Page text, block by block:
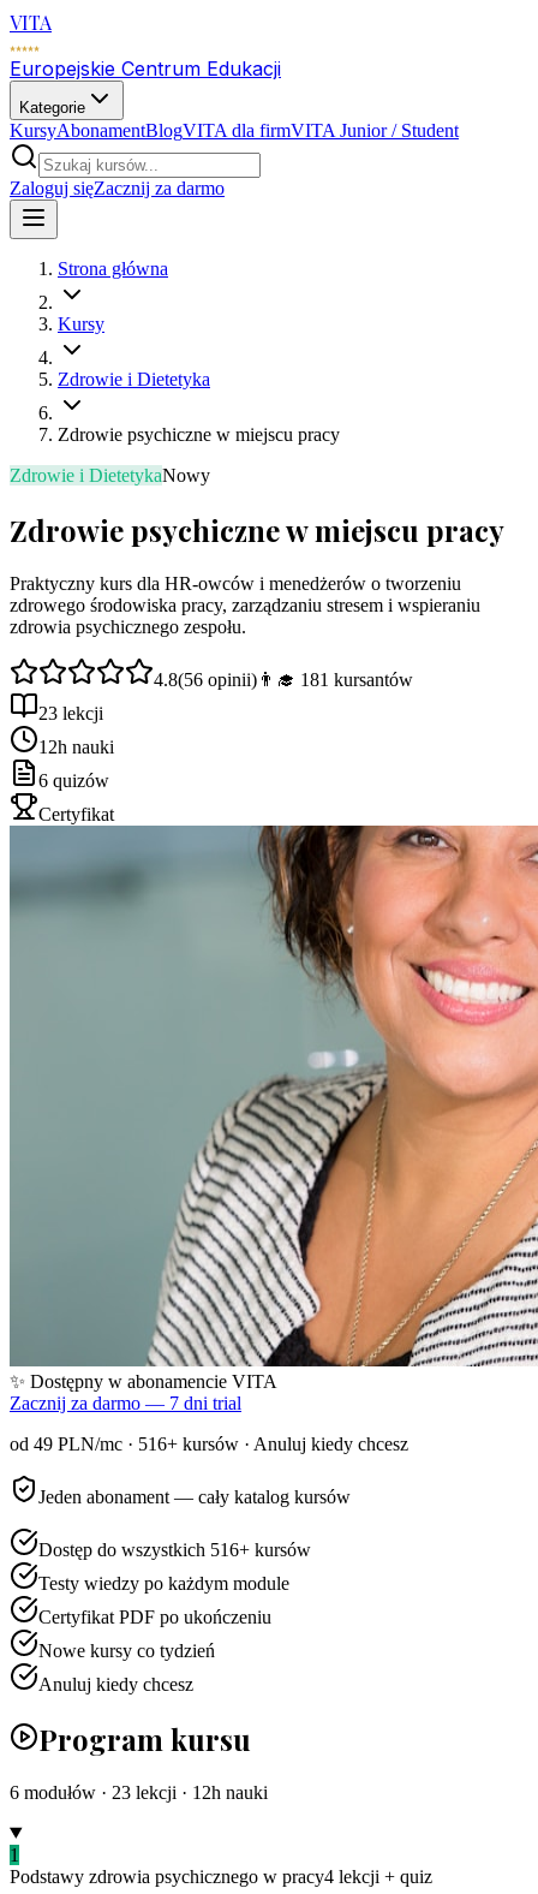
VITA
Europejskie Centrum Edukacji
Kategorie
KursyAbonamentBlogVITA dla firmVITA Junior / Student
Zaloguj sięZacznij za darmo
Strona główna
Kursy
Zdrowie i Dietetyka
Zdrowie psychiczne w miejscu pracy
Zdrowie i DietetykaNowy
Zdrowie psychiczne w miejscu pracy
Praktyczny kurs dla HR-owców i menedżerów o tworzeniu
zdrowego środowiska pracy, zarządzaniu stresem i wspieraniu
zdrowia psychicznego zespołu.
4.8(56 opinii) 👨‍🎓 181 kursantów
23 lekcji
12h nauki
6 quizów
Certyfikat
✨ Dostępny w abonamencie VITA
Zacznij za darmo — 7 dni trial
od 49 PLN/mc · 516+ kursów · Anuluj kiedy chcesz
Jeden abonament — cały katalog kursów
Dostęp do wszystkich 516+ kursów
Testy wiedzy po każdym module
Certyfikat PDF po ukończeniu
Nowe kursy co tydzień
Anuluj kiedy chcesz
Program kursu
6 modułów · 23 lekcji · 12h nauki
1
Podstawy zdrowia psychicznego w pracy4 lekcji + quiz